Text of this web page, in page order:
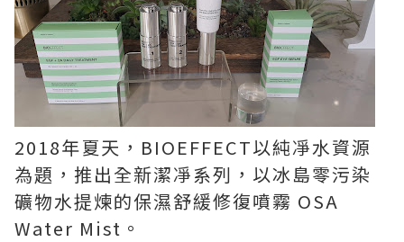
2018年夏天，BIOEFFECT以純凈水資源
為題，推出全新潔凈系列，以冰島零污染
礦物水提煉的保濕舒緩修復噴霧 OSA
Water Mist。